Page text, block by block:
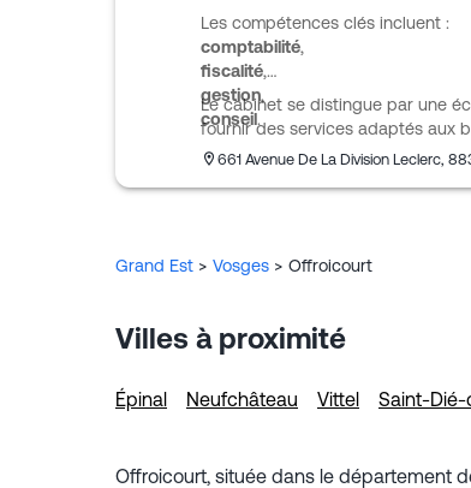
comptabilité
fiscalité
gestion
conseil.
Le cabinet se distingue par une
fournir des services adaptés aux
661 Avenue De La Division Leclerc,
Grand Est > Vosges > Offroicourt
Villes à proximité
Épinal Neufchâteau Vittel Saint-
Offroicourt, située dans le département